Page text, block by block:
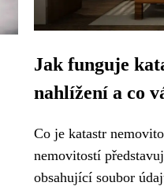
Jak funguje
nahlížení a co
Co je katastr
nemovitostí
obsahující soubor